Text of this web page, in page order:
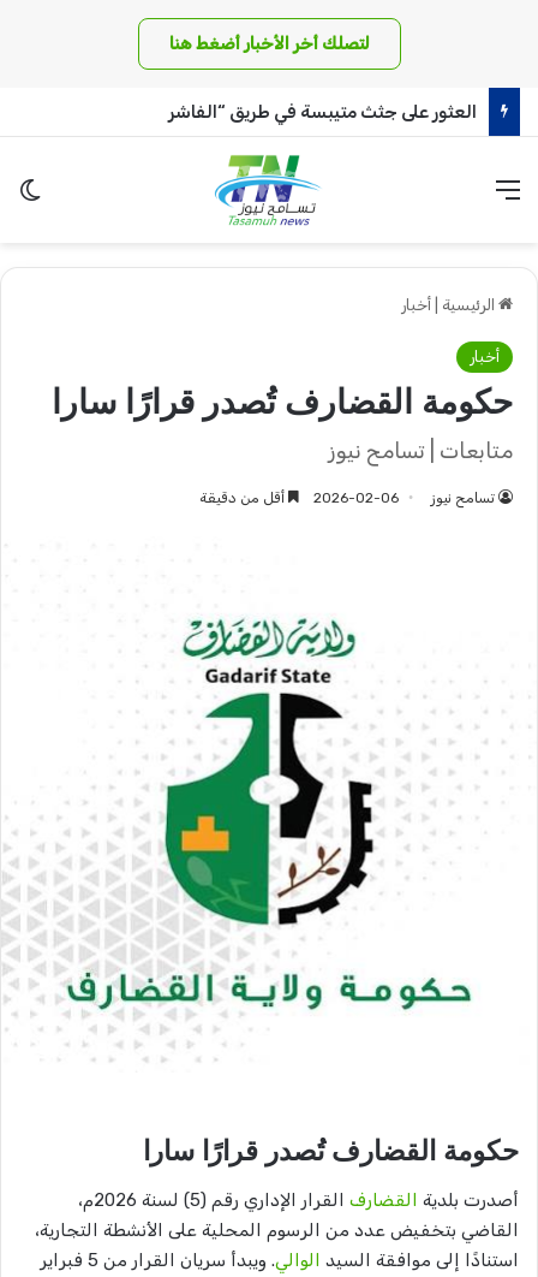
لتصلك أخر الأخبار أضغط هنا
العثور على جثث متيبسة في طريق “الفاشر
القائمة
الرئيسية أخبار
أخبار
حكومة القضارف تُصدر قرارًا سارا
متابعات | تسامح نيوز
تسامح نيوز 2026-02-06 أقل من دقيقة
حكومة القضارف تُصدر قرارًا سارا
أصدرت بلدية القضارف
القرار الإداري رقم (5) لسنة 2026م،
القاضي بتخفيض عدد من الرسوم المحلية على الأنشطة التجارية،
استنادًا إلى موافقة السيد الوالي
. ويبدأ سريان القرار من 5 فبراير